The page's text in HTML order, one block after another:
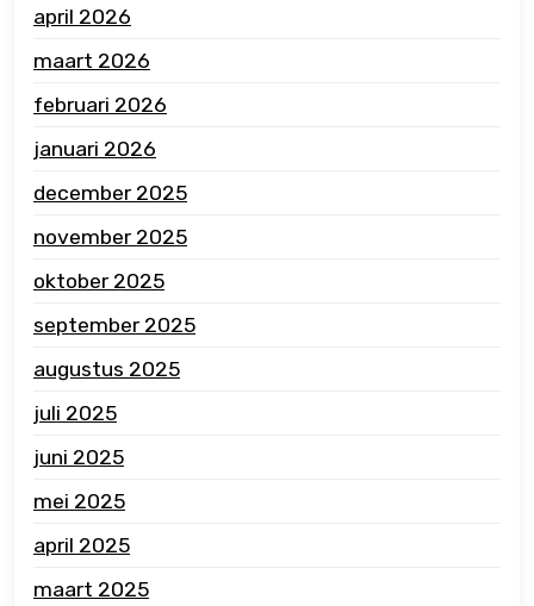
april 2026
maart 2026
februari 2026
januari 2026
december 2025
november 2025
oktober 2025
september 2025
augustus 2025
juli 2025
juni 2025
mei 2025
april 2025
maart 2025